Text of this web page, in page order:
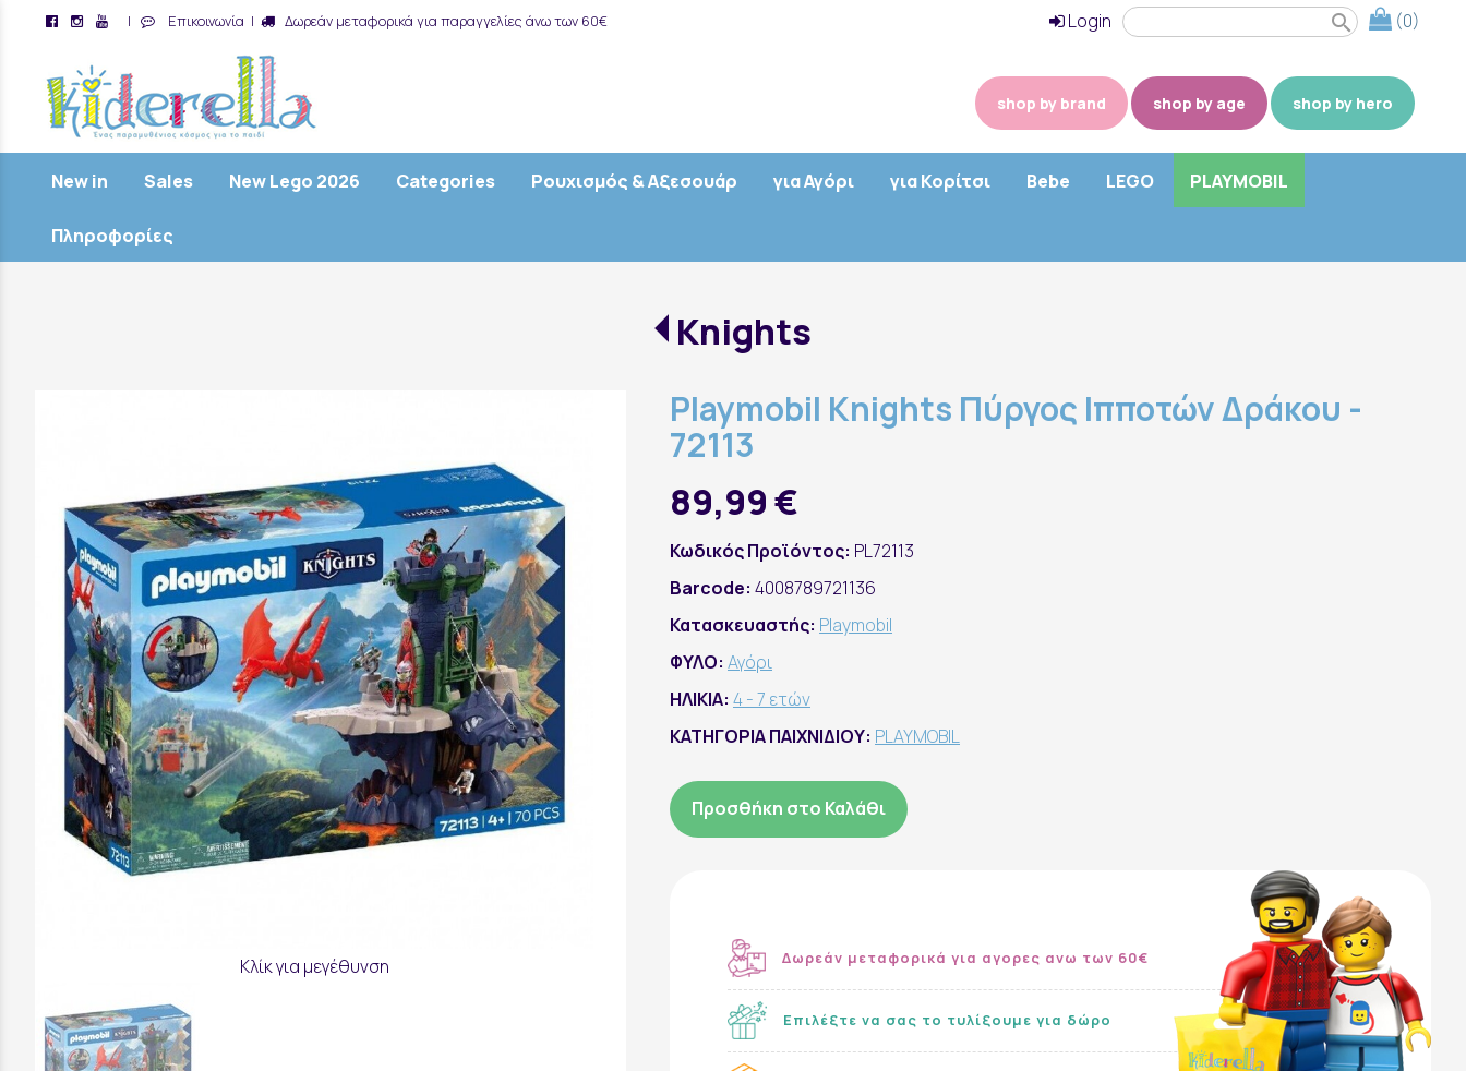
| Επικοινωνία | Δωρεάν μεταφορικά για παραγγελίες άνω των 60€ (0)
search
Login
shop by brand shop by age shop by hero
New in Sales New Lego 2026 Categories Ρουχισμός & Αξεσουάρ για Αγόρι για Κορίτσι Bebe LEGO PLAYMOBIL
Πληροφορίες
Knights
Κλίκ για μεγέθυνση
Playmobil Knights Πύργος Ιπποτών Δράκου -
72113
89,99 €
Κωδικός Προϊόντος: PL72113
Barcode: 4008789721136
Κατασκευαστής: Playmobil
ΦΥΛΟ: Αγόρι
ΗΛΙΚΙΑ: 4 - 7 ετών
ΚΑΤΗΓΟΡΙΑ ΠΑΙΧΝΙΔΙΟΥ: PLAYMOBIL
Προσθήκη στο Καλάθι
Δωρεάν μεταφορικά για αγορες ανω των 60€
Επιλέξτε να σας το τυλίξουμε για δώρο